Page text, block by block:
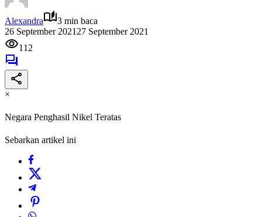
Alexandra
3 min baca
26 September 2021 27 September 2021
112
×
Negara Penghasil Nikel Teratas
Sebarkan artikel ini